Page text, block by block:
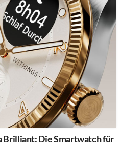
Brilliant: Die Smartwatch für